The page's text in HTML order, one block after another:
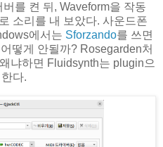
를 켠 뒤, Waveform을 작동
소리를 내 보았다. 사운드폰
에서는 Sforzando를 쓰면
떻게 안될까? Rosegarden처
냐하면 Fluidsynth는 plugin으
다.